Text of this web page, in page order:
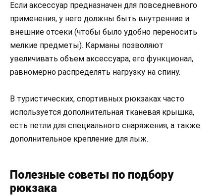
Если аксессуар предназначен для повседневного
применения, у него должны быть внутренние и
внешние отсеки (чтобы было удобно переносить
мелкие предметы). Карманы позволяют
увеличивать объем аксессуара, его функционал,
равномерно распределять нагрузку на спину.
В туристических, спортивных рюкзаках часто
используется дополнительная тканевая крышка,
есть петли для специального снаряжения, а также
дополнительное крепление для лыж.
Полезные советы по подбору
рюкзака